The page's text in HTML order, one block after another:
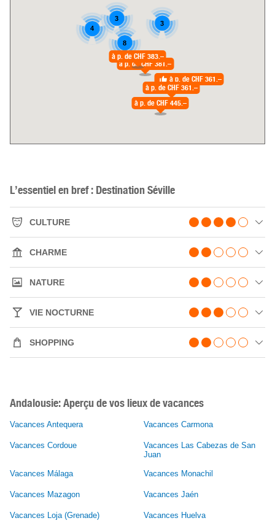
8
3
3
4
à p. de CHF 361.–
à p. de CHF 361.–
à p. de CHF 381.–
à p. de CHF 383.–
à p. de CHF 445.–
L’essentiel en bref : Destination Séville
CULTURE
CHARME
NATURE
VIE NOCTURNE
SHOPPING
Andalousie: Aperçu de vos lieux de vacances
Vacances Antequera Vacances Carmona
Vacances Cordoue
Vacances Las Cabezas de San
Juan
Vacances Málaga Vacances Monachil
Vacances Mazagon Vacances Jaén
Vacances Loja (Grenade) Vacances Huelva